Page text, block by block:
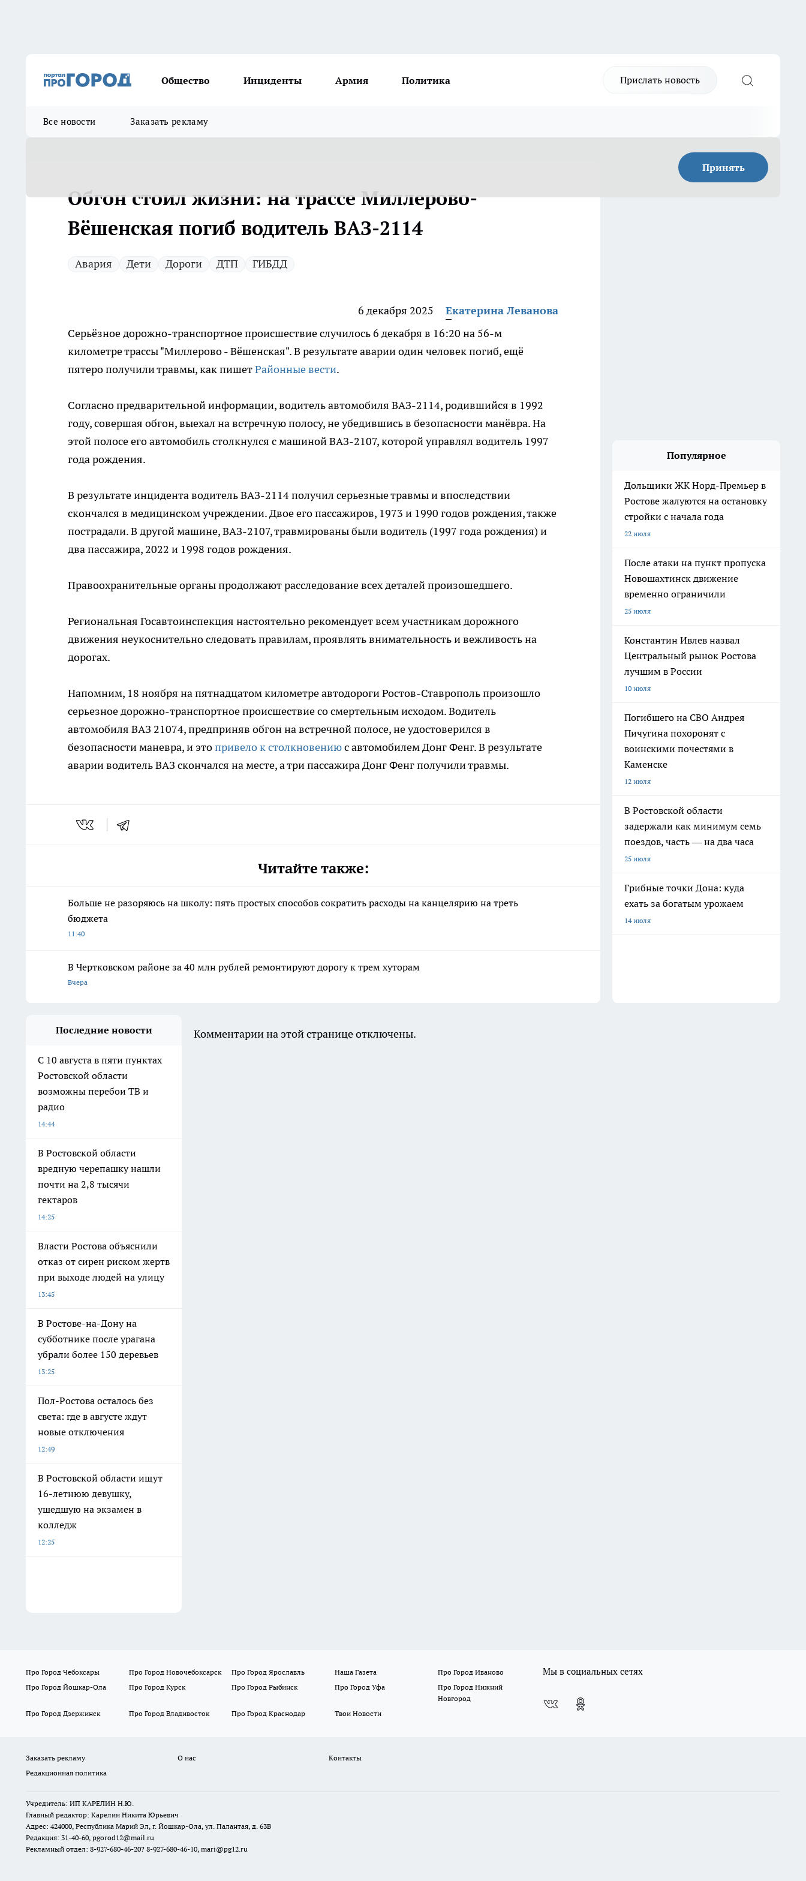
Общество Инциденты Армия Политика Прислать новость
Все новости Заказать рекламу
Принять
Обгон стоил жизни: на трассе Миллерово-
Вёшенская погиб водитель ВАЗ-2114
Авария Дети Дороги ДТП ГИБДД
6 декабря 2025
Екатерина Леванова
Серьёзное дорожно-транспортное происшествие случилось 6 декабря в 16:20 на 56-м
километре трассы "Миллерово - Вёшенская". В результате аварии один человек погиб, ещё
пятеро получили травмы, как пишетРайонные вести.
Согласно предварительной информации, водитель автомобиля ВАЗ-2114, родившийся в 1992
году, совершая обгон, выехал на встречную полосу, не убедившись в безопасности манёвра. На
этой полосе его автомобиль столкнулся с машиной ВАЗ-2107, которой управлял водитель 1997
года рождения.
В результате инцидента водитель ВАЗ-2114 получил серьезные травмы и впоследствии
скончался в медицинском учреждении. Двое его пассажиров, 1973 и 1990 годов рождения, также
пострадали. В другой машине, ВАЗ-2107, травмированы были водитель (1997 года рождения) и
два пассажира, 2022 и 1998 годов рождения.
Правоохранительные органы продолжают расследование всех деталей произошедшего.
Региональная Госавтоинспекция настоятельно рекомендует всем участникам дорожного
движения неукоснительно следовать правилам, проявлять внимательность и вежливость на
дорогах.
Напомним, 18 ноября на пятнадцатом километре автодороги Ростов-Ставрополь произошло
серьезное дорожно-транспортное происшествие со смертельным исходом. Водитель
автомобиля ВАЗ 21074, предприняв обгон на встречной полосе, не удостоверился в
безопасности маневра, и этопривело к столкновениюс автомобилем Донг Фенг. В результате
аварии водитель ВАЗ скончался на месте, а три пассажира Донг Фенг получили травмы.
Читайте также:
Больше не разоряюсь на школу: пять простых способов сократить расходы на канцелярию на треть
бюджета
11:40
В Чертковском районе за 40 млн рублей ремонтируют дорогу к трем хуторам
Вчера
Популярное
Дольщики ЖК Норд-Премьер в
Ростове жалуются на остановку
стройки с начала года
22 июля
После атаки на пункт пропуска
Новошахтинск движение
временно ограничили
25 июля
Константин Ивлев назвал
Центральный рынок Ростова
лучшим в России
10 июля
Погибшего на СВО Андрея
Пичугина похоронят с
воинскими почестями в
Каменске
12 июля
В Ростовской области
задержали как минимум семь
поездов, часть — на два часа
25 июля
Грибные точки Дона: куда
ехать за богатым урожаем
14 июля
Последние новости
С 10 августа в пяти пунктах
Ростовской области
возможны перебои ТВ и
радио
14:44
В Ростовской области
вредную черепашку нашли
почти на 2,8 тысячи
гектаров
14:25
Власти Ростова объяснили
отказ от сирен риском жертв
при выходе людей на улицу
13:45
В Ростове-на-Дону на
субботнике после урагана
убрали более 150 деревьев
13:25
Пол-Ростова осталось без
света: где в августе ждут
новые отключения
12:49
В Ростовской области ищут
16-летнюю девушку,
ушедшую на экзамен в
колледж
12:25
Комментарии на этой странице отключены.
Про Город Чебоксары Про Город Новочебоксарск Про Город Ярославль Наша Газета
Про Город Иваново
Про Город Йошкар-Ола
Про Город Курск Про Город Рыбинск Про Город Уфа
Про Город Нижний
Новгород
Про Город Дзержинск
Про Город Владивосток Про Город Краснодар Твои Новости
Мы в социальных сетях
Заказать рекламу О нас
Контакты
Редакционная политика
Учредитель: ИП КАРЕЛИН Н.Ю.
Главный редактор: Карелин Никита Юрьевич
Адрес: 424000, Республика Марий Эл, г. Йошкар-Ола, ул. Палантая, д. 63В
Редакция: 31-40-60, pgorod12@mail.ru
Рекламный отдел: 8-927-680-46-20? 8-927-680-46-10, mari@pg12.ru